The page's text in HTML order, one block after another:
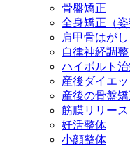
骨盤矯正
全身矯正（姿
肩甲骨はがし
自律神経調整
ハイボルト治
産後ダイエッ
産後の骨盤
筋膜リリース
妊活整体
小顔整体